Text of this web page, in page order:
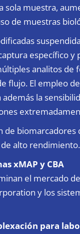
sola muestra,
de muestras
específico
analitos de
flujo. El empleo
la
biomarcadores
alto rendimiento.
xMAP y CBA
el mercado
y los
para